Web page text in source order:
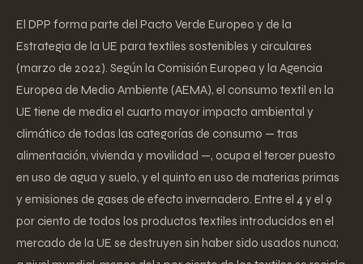
El DPP forma parte del Pacto Verde Europeo y de la
Estrategia de la UE para textiles sostenibles y circulares
(marzo de 2022). Según la Comisión Europea y la Agencia
Europea de Medio Ambiente (AEMA), el consumo textil en la
UE tiene de media el cuarto mayor impacto ambiental y
climático de todas las categorías de consumo — tras
alimentación, vivienda y movilidad —, ocupa el tercer puesto
en uso de agua y suelo, y el quinto en uso de materias primas
y emisiones de gases de efecto invernadero. Entre el 4 y el 9
por ciento de todos los productos textiles introducidos en el
mercado de la UE se destruyen sin haber sido usados nunca;